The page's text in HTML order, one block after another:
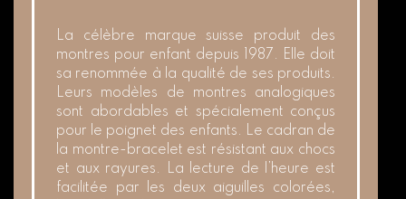
La célèbre marque suisse produit des
montres pour enfant depuis 1987. Elle doit
sa renommée à la qualité de ses produits.
Leurs modèles de montres analogiques
sont abordables et spécialement conçus
pour le poignet des enfants. Le cadran de
la montre-bracelet est résistant aux chocs
et aux rayures. La lecture de l’heure est
facilitée par les deux aiguilles colorées,